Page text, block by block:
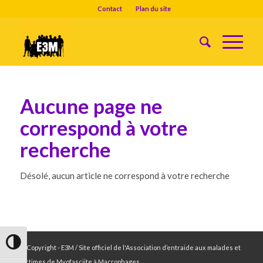
Passer en contraste élevé
Contact Plan du site
Aucune page ne
correspond à votre
recherche
Désolé, aucun article ne correspond à votre recherche
© Copyright - E3M / Site officiel de l'Association d’entraide aux malades et
victimes de Myofasciite à Macrophages